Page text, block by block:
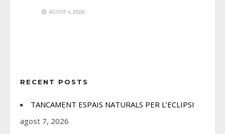
AGOST 4, 2026
RECENT POSTS
TANCAMENT ESPAIS NATURALS PER L’ECLIPSI
agost 7, 2026